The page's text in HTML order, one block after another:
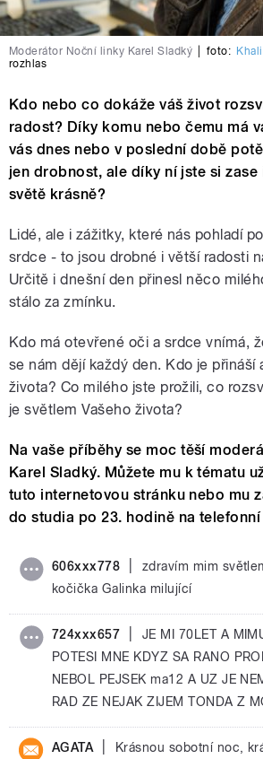
Moderátor Noční linky Karel Sladký foto:
rozhlas
Kdo nebo co dokáže váš život
radost? Díky komu nebo čemu má
vás dnes nebo v poslední době
jen drobnost, ale díky ní jste si
světě krásně?
Lidé, ale i zážitky, které nás pohladí
srdce - to jsou drobné i větší radosti
Určitě i dnešní den přinesl něco
stálo za zmínku.
Kdo má otevřené oči a srdce vnímá,
se nám dějí každý den. Kdo je přináší
života? Co milého jste prožili, co
je světlem Vašeho života?
Na vaše příběhy se moc těší
Karel Sladký. Můžete mu k tématu
tuto internetovou stránku nebo mu
do studia po 23. hodině na
606xxx778
zdravím mim
kočička Galinka milující
724xxx657
JE MI 70LET A
POTESI MNE KDYZ SA RANO
NEBOL PEJSEK ma12 A UZ JE
RAD ZE NEJAK ZIJEM TONDA Z
AGATA
Krásnou sobotní noc,